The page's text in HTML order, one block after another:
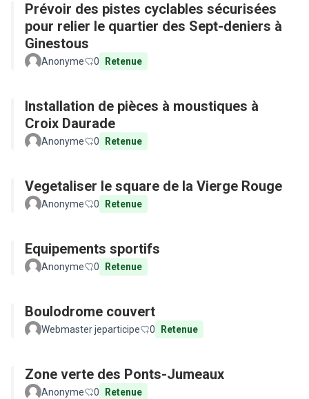
Prévoir des pistes cyclables sécurisées
pour relier le quartier des Sept-deniers à
Ginestous
Anonyme 0 Retenue
Installation de pièces à moustiques à
Croix Daurade
Anonyme 0 Retenue
Vegetaliser le square de la Vierge Rouge
Anonyme 0 Retenue
Equipements sportifs
Anonyme 0 Retenue
Boulodrome couvert
Webmaster jeparticipe 0 Retenue
Zone verte des Ponts-Jumeaux
Anonyme 0 Retenue